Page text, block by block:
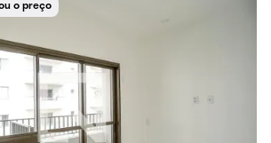
o preço